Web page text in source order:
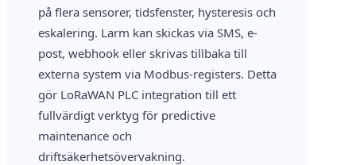
på flera sensorer, tidsfenster, hysteresis och
eskalering. Larm kan skickas via SMS, e-
post, webhook eller skrivas tillbaka till
externa system via Modbus-registers. Detta
gör LoRaWAN PLC integration till ett
fullvärdigt verktyg för predictive
maintenance och
driftsäkerhetsövervakning.